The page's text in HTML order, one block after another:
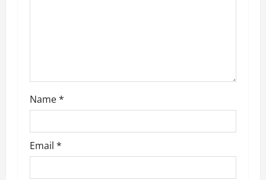
Name*
Email *